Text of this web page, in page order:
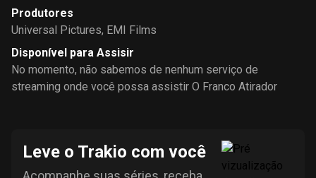
Produtores
Universal Pictures, EMI Films
Disponível para Assisir
No momento, não sabemos de nenhum serviço de
streaming onde você possa assistir O Franco Atirador
Leve o Trakio com você